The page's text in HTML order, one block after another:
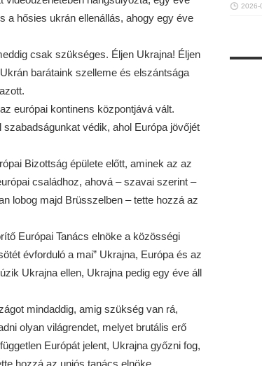
a hősies ukrán ellenállás, ahogy egy éve
csak szükséges. Éljen Ukrajna! Éljen
barátaink szelleme és elszántsága
európai kontinens központjává vált.
védik, ahol Európa jövőjét
Bizottság épülete előtt, aminek az az
családhoz, ahová – szavai szerint –
lobog majd Brüsszelben – tette hozzá az
Európai Tanács elnöke a közösségi
évforduló a mai” Ukrajna, Európa és az
Ukrajna ellen, Ukrajna pedig egy éve áll
mindaddig, amig szükség van rá,
olyan világrendet, melyet brutális erő
Európát jelent, Ukrajna győzni fog,
hozzá az uniós tanács elnöke.
2026-